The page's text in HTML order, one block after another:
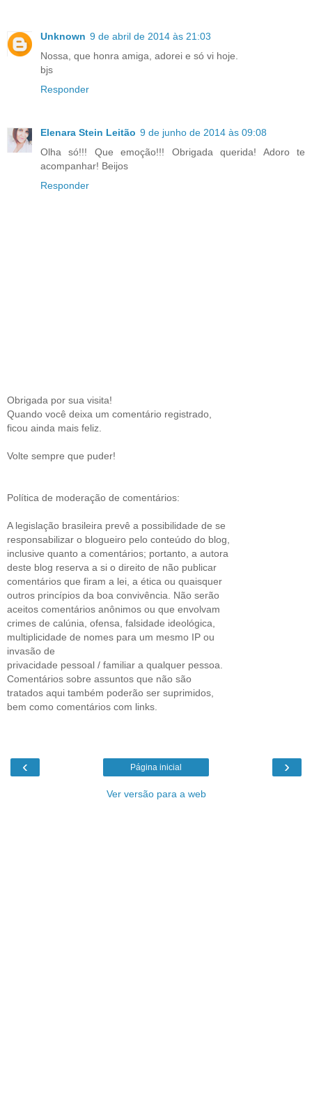
Unknown 9 de abril de 2014 às 21:03
Nossa, que honra amiga, adorei e só vi hoje.
bjs
Responder
Elenara Stein Leitão 9 de junho de 2014 às 09:08
Olha só!!! Que emoção!!! Obrigada querida! Adoro te
acompanhar! Beijos
Responder
Obrigada por sua visita!
Quando você deixa um comentário registrado,
ficou ainda mais feliz.
Volte sempre que puder!
Política de moderação de comentários:
A legislação brasileira prevê a possibilidade de se
responsabilizar o blogueiro pelo conteúdo do blog,
inclusive quanto a comentários; portanto, a autora
deste blog reserva a si o direito de não publicar
comentários que firam a lei, a ética ou quaisquer
outros princípios da boa convivência. Não serão
aceitos comentários anônimos ou que envolvam
crimes de calúnia, ofensa, falsidade ideológica,
multiplicidade de nomes para um mesmo IP ou
invasão de
privacidade pessoal / familiar a qualquer pessoa.
Comentários sobre assuntos que não são
tratados aqui também poderão ser suprimidos,
bem como comentários com links.
‹ ›
Página inicial
Ver versão para a web